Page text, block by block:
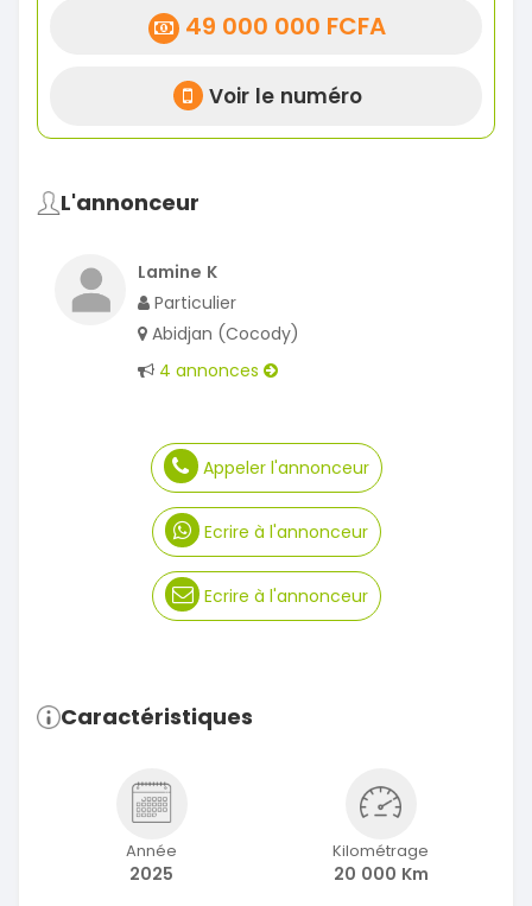
49 000 000 FCFA
Voir le numéro
L'annonceur
Lamine K
Particulier
Abidjan (Cocody)
4 annonces
Appeler l'annonceur
Ecrire à l'annonceur
Ecrire à l'annonceur
Caractéristiques
Année
2025
Kilométrage
20 000 Km